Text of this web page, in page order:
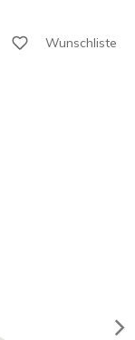
Wunschliste